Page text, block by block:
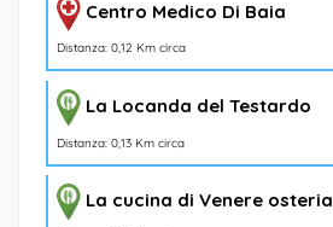
Centro Medico Di Baia
Distanza: 0,12 Km circa
La Locanda del Testardo
Distanza: 0,13 Km circa
La cucina di Venere osteria